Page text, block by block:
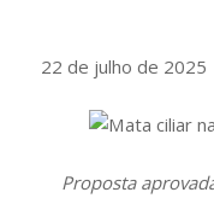
22 de julho de 2025
Proposta